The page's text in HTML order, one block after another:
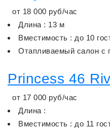
от 18 000 руб/час
Длина : 13 м
Вместимость : до 10
Отапливаемый салон с
Princess 46
от 17 000 руб/час
Длина :
Вместимость : до 11